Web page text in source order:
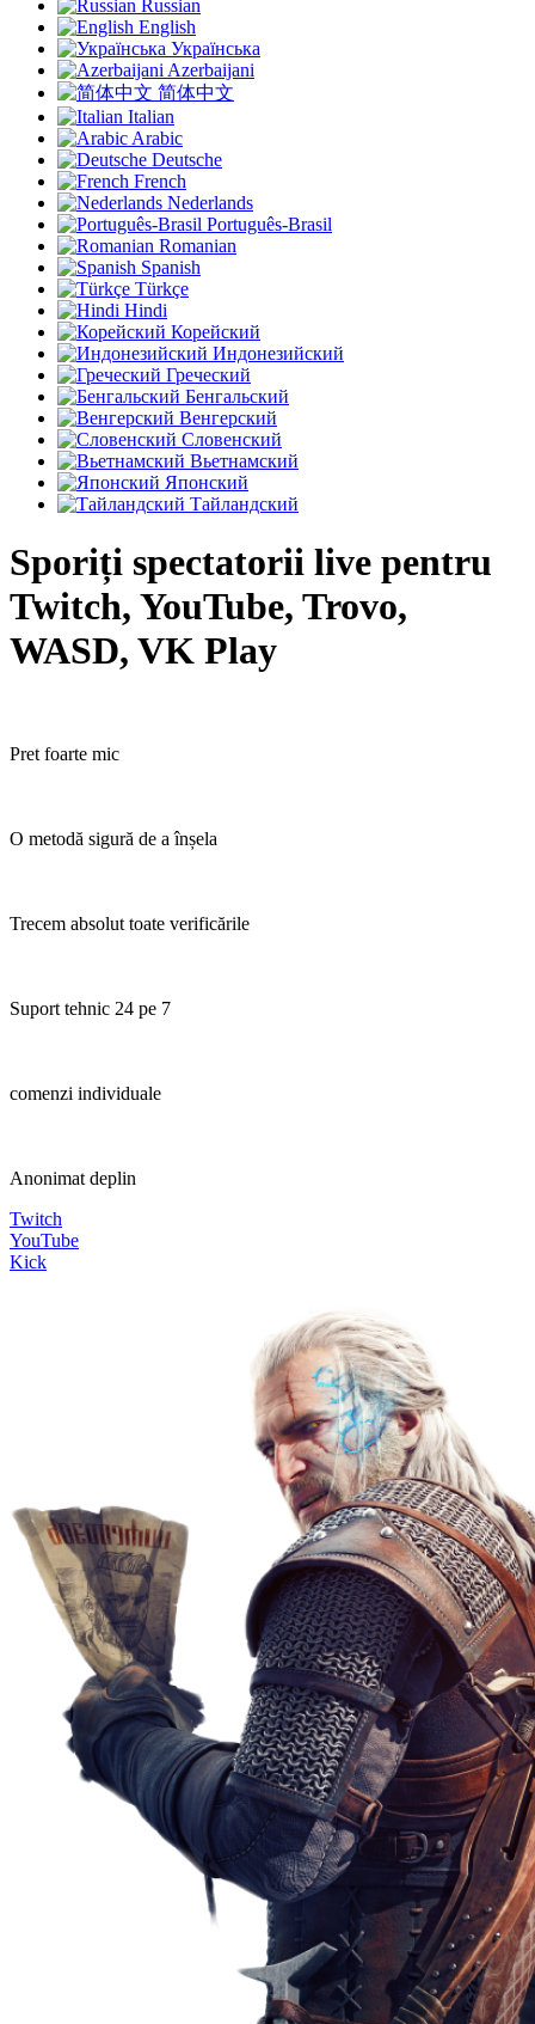
Russian
English
Українська
Azerbaijani
简体中文
Italian
Arabic
Deutsche
French
Nederlands
Português-Brasil
Romanian
Spanish
Türkçe
Hindi
Корейский
Индонезийский
Греческий
Бенгальский
Венгерский
Словенский
Вьетнамский
Японский
Тайландский
Sporiți spectatorii live pentru
Twitch, YouTube, Trovo,
WASD, VK Play
Pret foarte mic
O metodă sigură de a înșela
Trecem absolut toate verificările
Suport tehnic 24 pe 7
comenzi individuale
Anonimat deplin
Twitch
YouTube
Kick